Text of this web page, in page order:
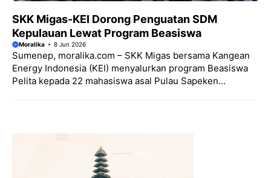
SKK Migas-KEI Dorong Penguatan SDM
Kepulauan Lewat Program Beasiswa
Moralika 8 Jun 2026
Sumenep, moralika.com – SKK Migas bersama Kangean
Energy Indonesia (KEI) menyalurkan program Beasiswa
Pelita kepada 22 mahasiswa asal Pulau Sapeken...